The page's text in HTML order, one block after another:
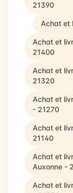
21390
Achat et
Achat et
21400
Achat et
21320
Achat et
- 21270
Achat et
21140
Achat et
Auxonne -
Achat et